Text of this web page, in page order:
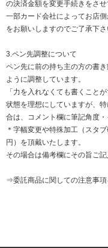
の決済金額を変更手続きをさせ
一部カード会社によってお店
をお願いしますのでご了承下さ
3.ペン先調整について
ペン先に前の持ち主の方の書
ように調整しています。
「力を入れなくても書くこと
状態を理想にしていますが、
合は、コメント欄に筆記角度
＊字幅変更や特殊加工（スタ
円）を頂戴いたします。
その場合は備考欄にその旨ご記
⇒委託商品に関しての注意事項